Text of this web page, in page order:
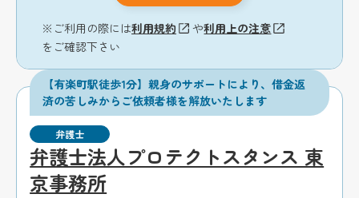
※ご利用の際には利用規約 や利用上の注意
をご確認下さい
【有楽町駅徒歩1分】親身のサポートにより、借金返
済の苦しみからご依頼者様を解放いたします
弁護士
弁護士法人プロテクトスタンス 東
京事務所